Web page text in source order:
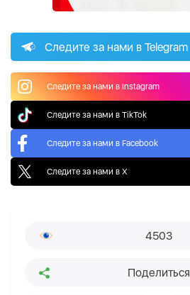
Следите за нами в Telegram
Следите за нами в Instagram
Следите за нами в TikTok
Следите за нами в Facebook
Следите за нами в X
4503
Поделиться